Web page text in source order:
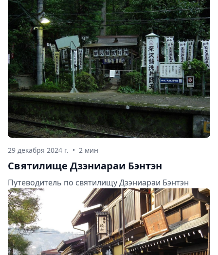
29 декабря 2024 г. • 2 мин
Святилище Дзэниараи Бэнтэн
Путеводитель по святилищу Дзэниараи Бэнтэн